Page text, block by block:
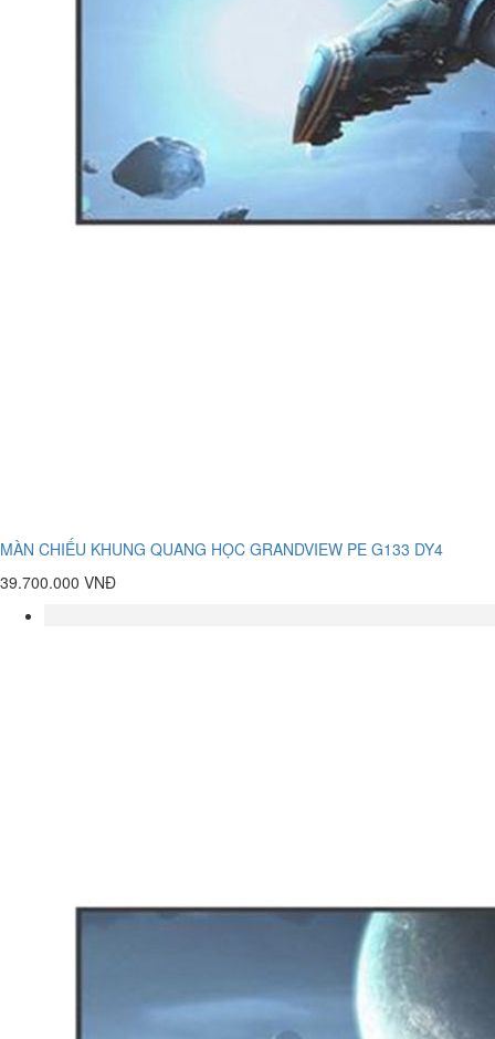
MÀN CHIẾU KHUNG QUANG HỌC GRANDVIEW PE G133 DY4
39.700.000 VNĐ